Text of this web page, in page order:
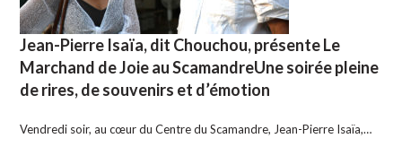
Jean-Pierre Isaïa, dit Chouchou, présente Le
Marchand de Joie au ScamandreUne soirée pleine
de rires, de souvenirs et d’émotion
Vendredi soir, au cœur du Centre du Scamandre, Jean-Pierre Isaïa,…